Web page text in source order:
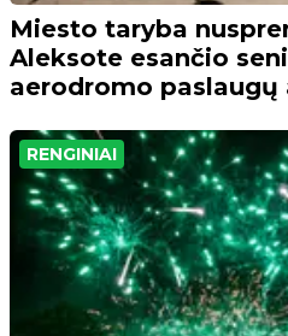
Miesto taryba
Aleksote esančio
aerodromo
RENGINIAI